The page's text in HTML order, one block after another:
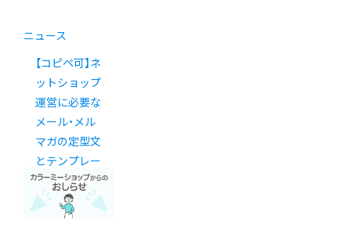
ニュース
【コピペ可】ネ
ットショップ
運営に必要な
メール・メル
マガの定型文
とテンプレー
トまとめ